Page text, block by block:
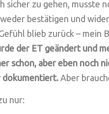
sicher zu gehen, musste
bestätigen und
blieb zurück –
der ET geändert und
schon, aber eben noch
dokumentiert. Aber
nur: